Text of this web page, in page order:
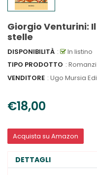
Giorgio Venturini:
stelle
DISPONIBILITÀ :
In listino
TIPO PRODOTTO : Romanzi
VENDITORE : Ugo Mursia
€18,00
Acquista su Amazon
DETTAGLI